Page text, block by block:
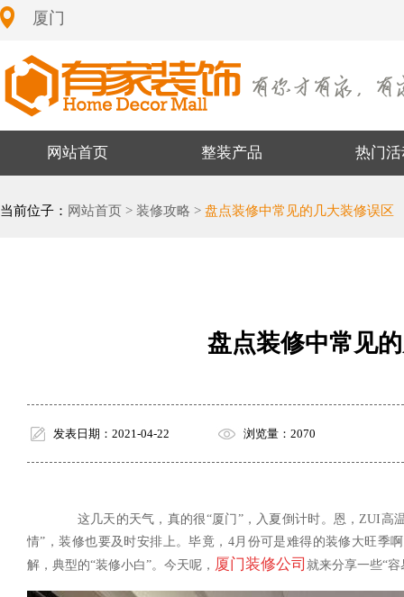
厦门
网站首页 整装产品 热门活
当前位子： 网站首页 > 装修攻略 > 盘点装修中常见的几大装修误区
盘点装修中常见
发表日期：2021-04-22 浏览量：2070
这几天的天气，真的很“厦门”，入夏倒计时。恩，ZUI 高
情”，装修也要及时安排上。毕竟，4月份可是难得的装修大旺季
解，典型的“装修小白”。今天呢， 厦门装修公司 就来分享一些“